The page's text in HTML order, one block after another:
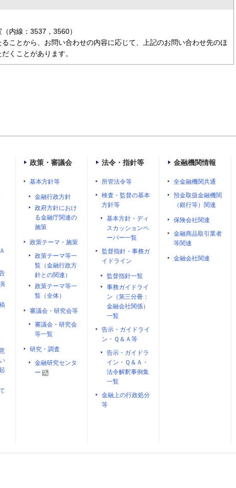
内線：3537，3560）
ことから、お問い合わせの内容に応じて、上記のお問い合わせ先のほ
くことがあります。
政策・審議会
基本方針等
金融行政方針
政府方針におけ
る金融庁関連の
施策
政策テーマ・施策
政策テーマ等一
覧（金融行政方
針との関連）
政策テーマ等一
覧（全体）
審議会・研究会等
審議会・研究会
等一覧
研究・調査
金融研究センタ
ー
法令・指針等
所管法令等
検査・監督の基本
方針等
基本方針・ディ
スカッションペ
ーパー一覧
監督指針・事務ガ
イドライン
監督指針一覧
事務ガイドライ
ン（第三分冊：
金融会社関係）
一覧
告示・ガイドライ
ン・Ｑ＆Ａ等
告示・ガイドラ
イン・Ｑ＆Ａ・
法令解釈事例集
一覧
金融上の行政処分
等
金融機関情報
全金融機関共通
預金取扱金融機関
（銀行等）関連
保険会社関連
金融商品取引業者
等関連
金融会社関連